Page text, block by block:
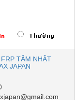
TÂM NHẬT
JAPAN